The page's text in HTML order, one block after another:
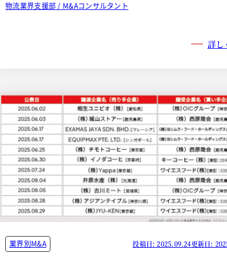
物流業界支援部 / M&Aコンサルタント
詳し
業界別M&A 投稿日: 2025.09.24更新日: